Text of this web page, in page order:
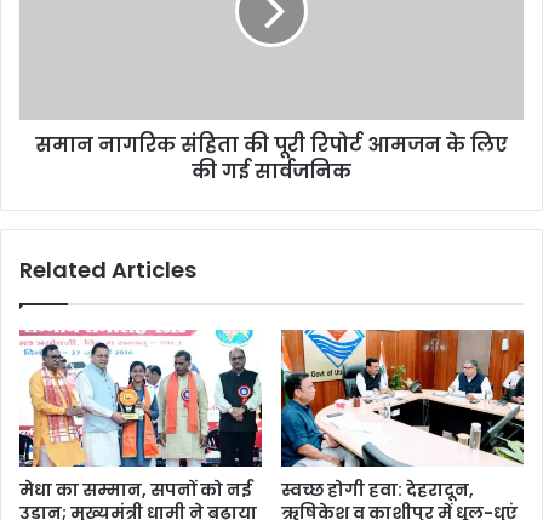
समान नागरिक संहिता की पूरी रिपोर्ट आमजन के लिए
की गई सार्वजनिक
Related Articles
मेधा का सम्मान, सपनों को नई
उड़ान; मुख्यमंत्री धामी ने बढ़ाया
स्वच्छ होगी हवा: देहरादून,
ऋषिकेश व काशीपुर में धूल-धुएं